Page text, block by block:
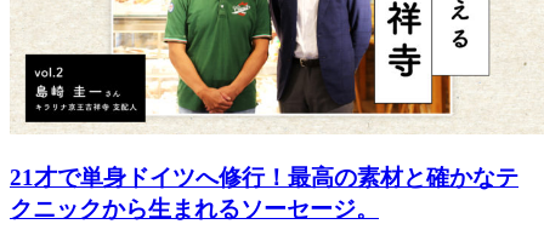
21才で単身ドイツへ修行！最高の素材と確かなテ
クニックから生まれるソーセージ。